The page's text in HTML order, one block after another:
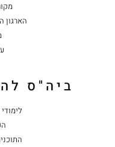
הארגון
ביה"ס